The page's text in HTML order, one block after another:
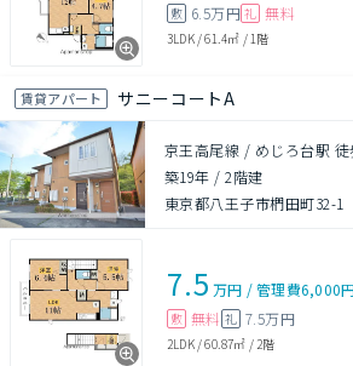
敷 6.5万円 礼 無料
3LDK/61.4㎡ / 1階
賃貸アパート サニーコートA
京王高尾線 / めじろ台駅 徒
築19年 /2階建
東京都八王子市椚田町32-1
7.5 万円 /管理費6,000
敷 無料 礼 7.5万円
2LDK/60.87㎡ / 2階